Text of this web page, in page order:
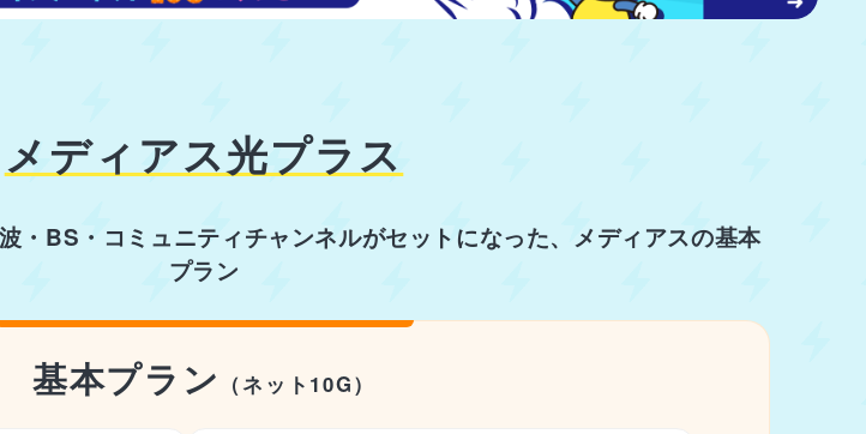
メディアス光プラス
・BS・コミュニティチャンネルがセットになった、メディアスの基本
プラン
基本プラン （ネット10G）